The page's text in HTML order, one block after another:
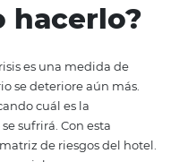
y los factores que
de